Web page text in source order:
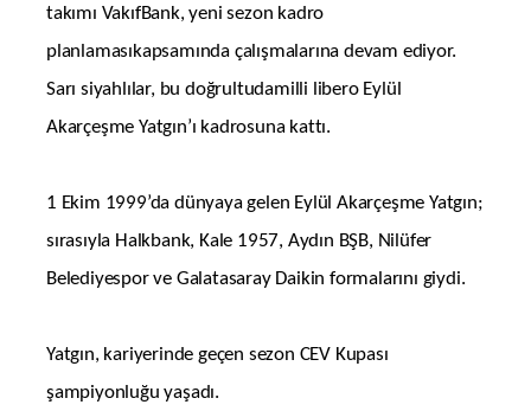
takımı VakıfBank, yeni sezon kadro
planlamasıkapsamında çalışmalarına devam ediyor.
Sarı siyahlılar, bu doğrultudamilli libero Eylül
Akarçeşme Yatgın’ı kadrosuna kattı.
1 Ekim 1999’da dünyaya gelen Eylül Akarçeşme Yatgın;
sırasıyla Halkbank, Kale 1957, Aydın BŞB, Nilüfer
Belediyespor ve Galatasaray Daikin formalarını giydi.
Yatgın, kariyerinde geçen sezon CEV Kupası
şampiyonluğu yaşadı.